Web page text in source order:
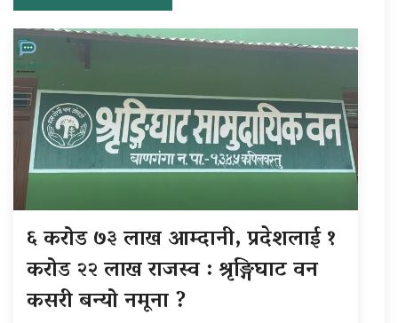
६ करोड ७३ लाख आम्दानी, प्रदेशलाई १
करोड २२ लाख राजस्व : श्रृङ्गिघाट वन
कसरी बन्यो नमूना ?